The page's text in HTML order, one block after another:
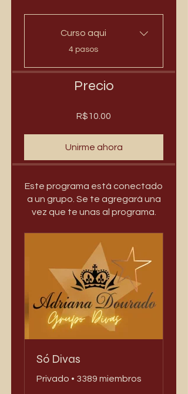
Curso aqui
.
4 pasos
Precio
R$10.00
Unirme ahora
Este programa está conectado
a un grupo. Se te agregará una
vez que te unas al programa.
Só Divas
Privado • 3389 miembros